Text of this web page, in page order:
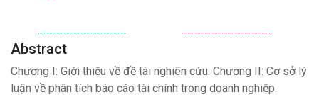
Abstract
Chương I: Giới thiệu về đề tài nghiên cứu. Chương II: Cơ sở lý
luận về phân tích báo cáo tài chính trong doanh nghiệp.